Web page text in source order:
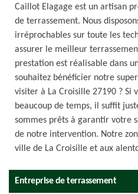
Caillot Elagage est un artisan
de terrassement. Nous
irréprochables sur toute les
assurer le meilleur
prestation est réalisable dans
souhaitez bénéficier notre
visiter à La Croisille 27190 ? Si
beaucoup de temps, il suffit
sommes prêts à garantir votre
de notre intervention. Notre
ville de La Croisille et aux
Entreprise de terrassement